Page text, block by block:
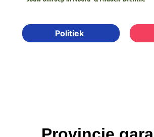
Politiek